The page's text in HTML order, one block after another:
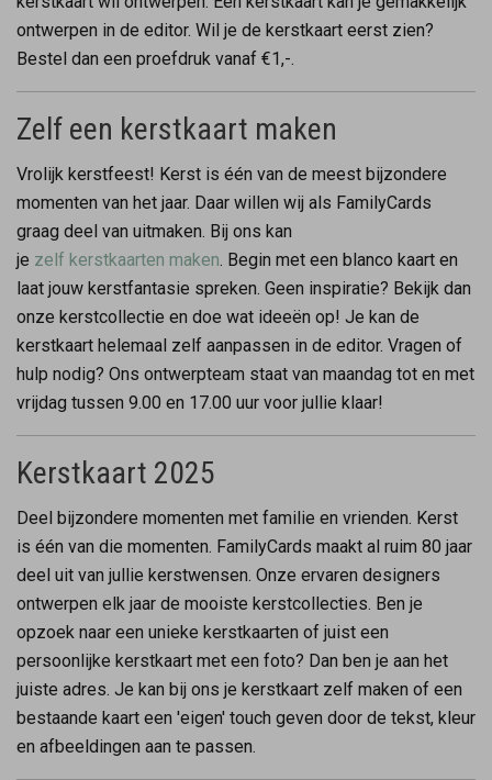
ontwerpen in de editor. Wil je de kerstkaart eerst zien?
Bestel dan een proefdruk vanaf €1,-.
Zelf een kerstkaart maken
Vrolijk kerstfeest! Kerst is één van de meest bijzondere
momenten van het jaar. Daar willen wij als FamilyCards
graag deel van uitmaken. Bij ons kan
je zelf kerstkaarten maken . Begin met een blanco kaart en
laat jouw kerstfantasie spreken. Geen inspiratie? Bekijk dan
onze kerstcollectie en doe wat ideeën op! Je kan de
kerstkaart helemaal zelf aanpassen in de editor. Vragen of
hulp nodig? Ons ontwerpteam staat van maandag tot en met
vrijdag tussen 9.00 en 17.00 uur voor jullie klaar!
Kerstkaart 2025
Deel bijzondere momenten met familie en vrienden. Kerst
is één van die momenten. FamilyCards maakt al ruim 80 jaar
deel uit van jullie kerstwensen. Onze ervaren designers
ontwerpen elk jaar de mooiste kerstcollecties. Ben je
opzoek naar een unieke kerstkaarten of juist een
persoonlijke kerstkaart met een foto? Dan ben je aan het
juiste adres. Je kan bij ons je kerstkaart zelf maken of een
bestaande kaart een 'eigen' touch geven door de tekst, kleur
en afbeeldingen aan te passen.